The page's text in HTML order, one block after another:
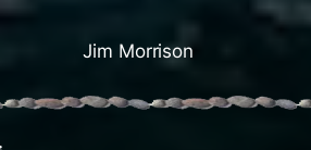
Jim Morrison